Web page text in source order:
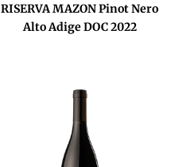
RISERVA MAZON Pinot Nero
Alto Adige DOC 2022